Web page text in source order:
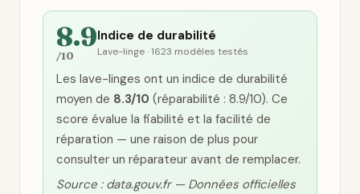
8.9
/10
Indice de durabilité
Lave-linge · 1623 modèles testés
Les lave-linges ont un indice de durabilité
moyen de 8.3/10 (réparabilité : 8.9/10). Ce
score évalue la fiabilité et la facilité de
réparation — une raison de plus pour
consulter un réparateur avant de remplacer.
Source : data.gouv.fr — Données officielles